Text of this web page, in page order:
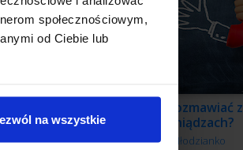
społecznościowym,
od Ciebie lub
na wszystkie
Jak swobodnie rozmawiać z
klientem o pieniądzach?
Autor:Kamila Młodzianko